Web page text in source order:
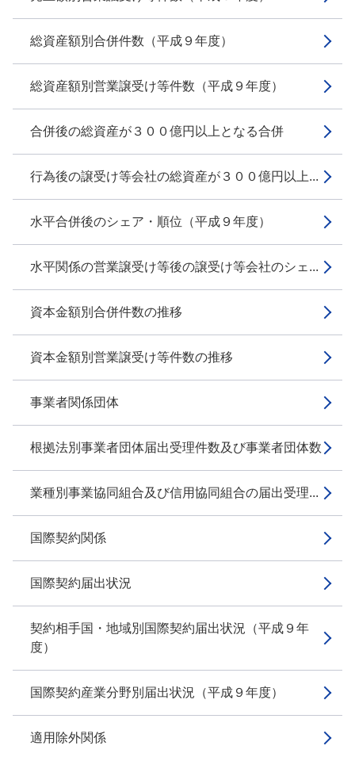
総資産額別合併件数（平成９年度）
総資産額別営業譲受け等件数（平成９年度）
合併後の総資産が３００億円以上となる合併
行為後の譲受け等会社の総資産が３００億円以上...
水平合併後のシェア・順位（平成９年度）
水平関係の営業譲受け等後の譲受け等会社のシェ...
資本金額別合併件数の推移
資本金額別営業譲受け等件数の推移
事業者関係団体
根拠法別事業者団体届出受理件数及び事業者団体数
業種別事業協同組合及び信用協同組合の届出受理...
国際契約関係
国際契約届出状況
契約相手国・地域別国際契約届出状況（平成９年
度）
国際契約産業分野別届出状況（平成９年度）
適用除外関係